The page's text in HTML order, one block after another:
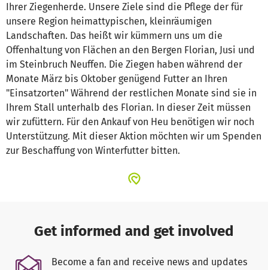
Ihrer Ziegenherde. Unsere Ziele sind die Pflege der für
unsere Region heimattypischen, kleinräumigen
Landschaften. Das heißt wir kümmern uns um die
Offenhaltung von Flächen an den Bergen Florian, Jusi und
im Steinbruch Neuffen. Die Ziegen haben während der
Monate März bis Oktober genügend Futter an Ihren
"Einsatzorten" Während der restlichen Monate sind sie in
Ihrem Stall unterhalb des Florian. In dieser Zeit müssen
wir zufüttern. Für den Ankauf von Heu benötigen wir noch
Unterstützung. Mit dieser Aktion möchten wir um Spenden
zur Beschaffung von Winterfutter bitten.
Get informed and get involved
Become a fan and receive news and updates